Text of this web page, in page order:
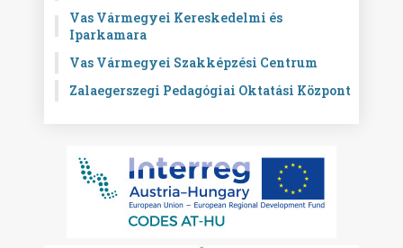
Vas Vármegyei Kereskedelmi és
Iparkamara
Vas Vármegyei Szakképzési Centrum
Zalaegerszegi Pedagógiai Oktatási Központ